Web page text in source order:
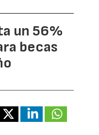
un 56%
becas